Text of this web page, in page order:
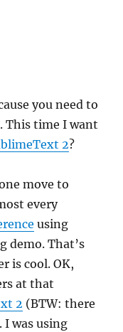
you need to
This time I want
2?
move to
every
using
demo. That’s
is cool. OK,
at that
2 (BTW: there
I was using